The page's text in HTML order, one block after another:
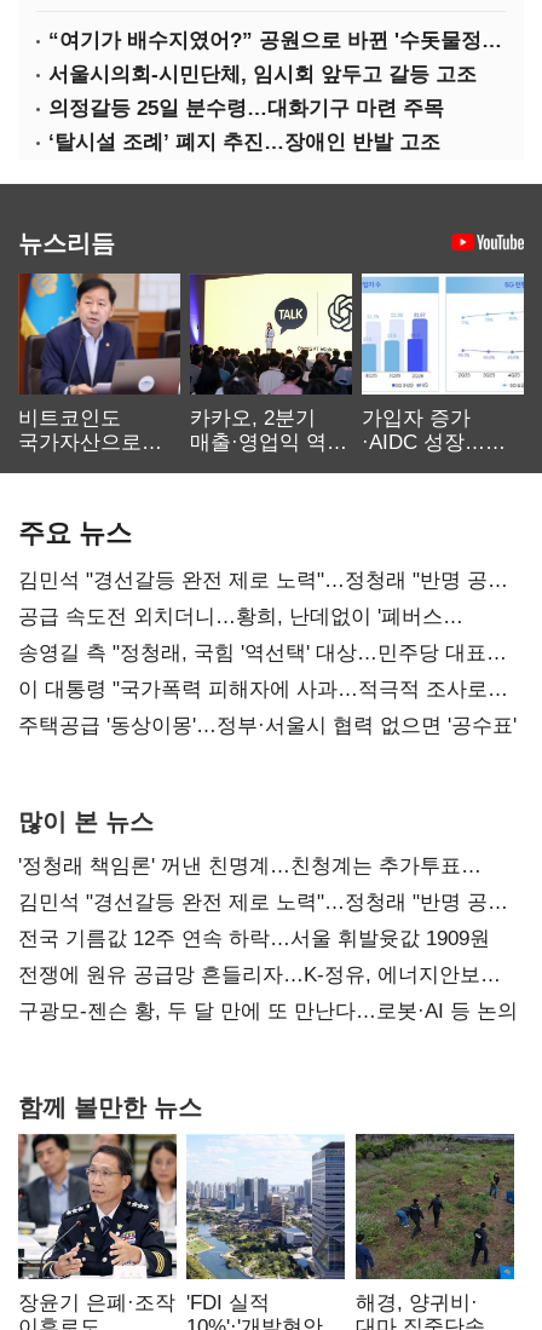
“여기가 배수지였어?” 공원으로 바뀐 '수돗물정거장'
서울시의회-시민단체, 임시회 앞두고 갈등 고조
의정갈등 25일 분수령…대화기구 마련 주목
‘탈시설 조례’ 폐지 추진…장애인 반발 고조
뉴스리듬
비트코인도
국가자산으로…'
카카오, 2분기
매출·영업익 역대
가입자 증가
·AIDC 성장…
주요 뉴스
김민석 "경선갈등 완전 제로 노력"…정청래 "반명 공세
사과부터"
공급 속도전 외치더니…황희, 난데없이 '폐버스
리모델링' 제안
송영길 측 "정청래, 국힘 '역선택' 대상…민주당 대표로
총선 지휘 못해"
이 대통령 "국가폭력 피해자에 사과…적극적 조사로
진실 밝혀야"
주택공급 '동상이몽'…정부·서울시 협력 없으면 '공수표'
많이 본 뉴스
'정청래 책임론' 꺼낸 친명계…친청계는 추가투표
때리기
김민석 "경선갈등 완전 제로 노력"…정청래 "반명 공세
사과부터"
전국 기름값 12주 연속 하락…서울 휘발윳값 1909원
전쟁에 원유 공급망 흔들리자…K-정유, 에너지안보
핵심으로 재부상
구광모-젠슨 황, 두 달 만에 또 만난다…로봇·AI 등 논의
함께 볼만한 뉴스
장윤기 은폐·조작 'FDI 실적
해경, 양귀비·